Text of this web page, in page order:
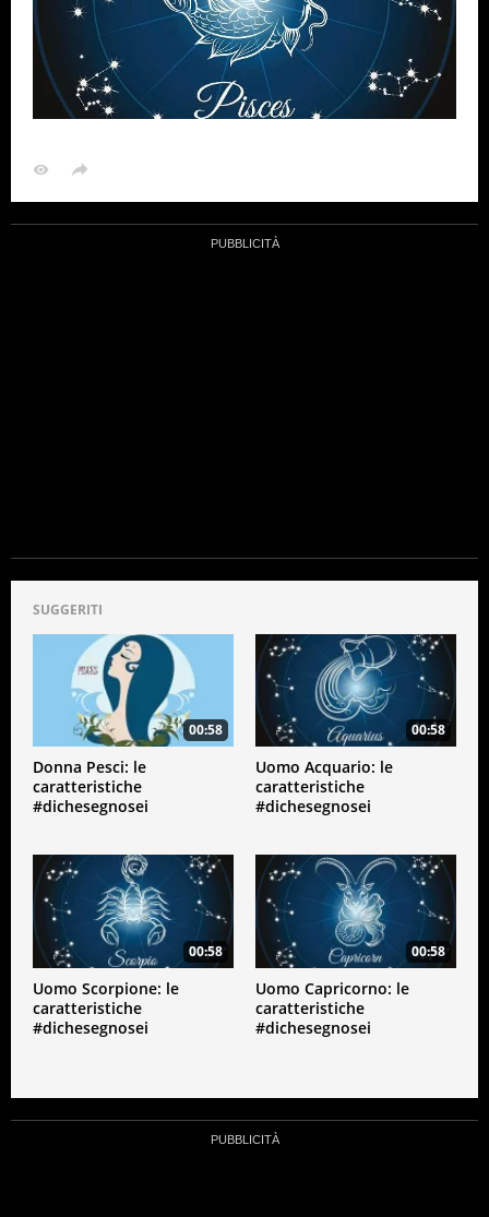
SUGGERITI
00:58
Donna Pesci: le
caratteristiche
#dichesegnosei
00:58
Uomo Acquario: le
caratteristiche
#dichesegnosei
00:58
Uomo Scorpione: le
caratteristiche
#dichesegnosei
00:58
Uomo Capricorno: le
caratteristiche
#dichesegnosei